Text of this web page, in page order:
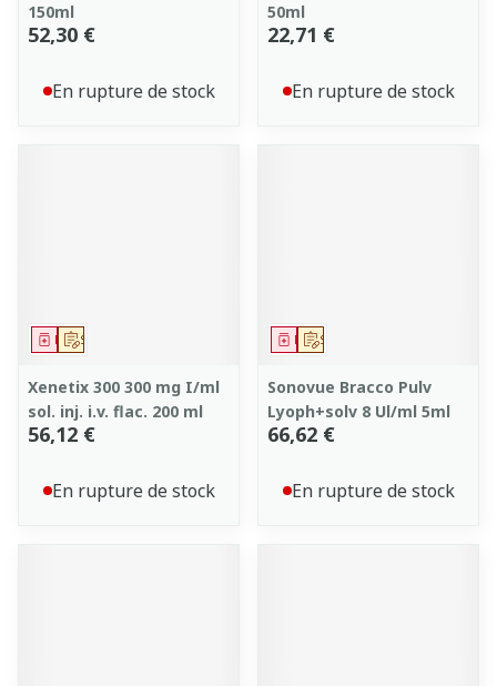
150ml
52,30 €
En rupture de stock
50ml
22,71 €
En rupture de stock
Sur prescription
Médicament
Xenetix 300 300 mg I/ml
sol. inj. i.v. flac. 200 ml
56,12 €
En rupture de stock
Sur prescription
Médicament
Sonovue Bracco Pulv
Lyoph+solv 8 Ul/ml 5ml
66,62 €
En rupture de stock